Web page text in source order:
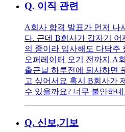
Q. 이직 관련
A회사 합격 발표가 먼저 나
다. 근데 B회사가 갑자기
의 중이라 입사해도 다담주
오퍼레이터 오기 전까지 A
출근날 하루전에 퇴사하면
고 싶어서요 혹시 B회사가
수 있을까요? 너무 불안하네
Q. 신보,기보